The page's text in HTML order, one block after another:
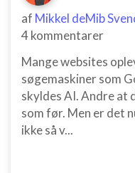
af Mikkel deMib
4 kommentarer
Mange websites
søgemaskiner som
skyldes AI. Andre at
som før. Men er det
ikke så v...
Forstå målgrupper
kombinationer af
Udvikle og forbedre
Bruge begrænsede
indhold